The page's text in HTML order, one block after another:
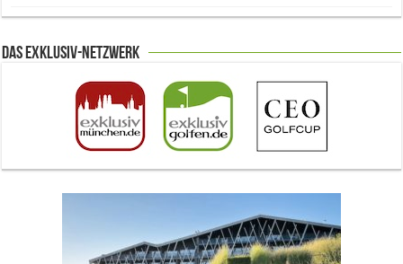
Das Exklusiv-Netzwerk